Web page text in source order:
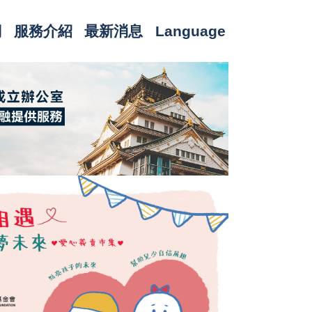
服務介紹 最新消息 Language